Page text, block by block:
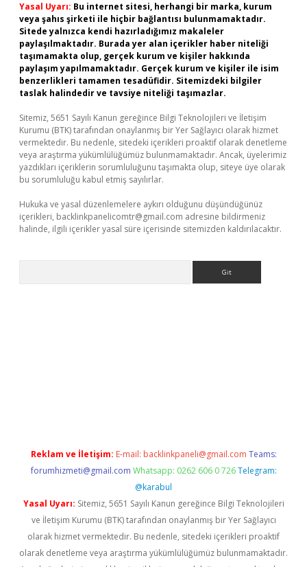
Yasal Uyarı: Bu internet sitesi, herhangi bir marka, kurum
veya şahıs şirketi ile hiçbir bağlantısı bulunmamaktadır.
Sitede yalnızca kendi hazırladığımız makaleler
paylaşılmaktadır. Burada yer alan içerikler haber niteliği
taşımamakta olup, gerçek kurum ve kişiler hakkında
paylaşım yapılmamaktadır. Gerçek kurum ve kişiler ile isim
benzerlikleri tamamen tesadüfidir. Sitemizdeki bilgiler
taslak halindedir ve tavsiye niteliği taşımazlar.
Sitemiz, 5651 Sayılı Kanun gereğince Bilgi Teknolojileri ve İletişim
Kurumu (BTK) tarafından onaylanmış bir Yer Sağlayıcı olarak hizmet
vermektedir. Bu nedenle, sitedeki içerikleri proaktif olarak denetleme
veya araştırma yükümlülüğümüz bulunmamaktadır. Ancak, üyelerimiz
yazdıkları içeriklerin sorumluluğunu taşımakta olup, siteye üye olarak
bu sorumluluğu kabul etmiş sayılırlar.
Hukuka ve yasal düzenlemelere aykırı olduğunu düşündüğünüz
içerikleri, backlinkpanelicomtr@gmail.com adresine bildirmeniz
halinde, ilgili içerikler yasal süre içerisinde sitemizden kaldırılacaktır.
Reklam ve İletişim: E-mail: backlinkpaneli@gmail.com Teams:
forumhizmeti@gmail.com Whatsapp: 0262 606 0 726 Telegram:
@karabul
Yasal Uyarı: Sitemiz, 5651 Sayılı Kanun gereğince Bilgi Teknolojileri
ve İletişim Kurumu (BTK) tarafından onaylanmış bir Yer Sağlayıcı
olarak hizmet vermektedir. Bu nedenle, sitedeki içerikleri proaktif
olarak denetleme veya araştırma yükümlülüğümüz bulunmamaktadır.